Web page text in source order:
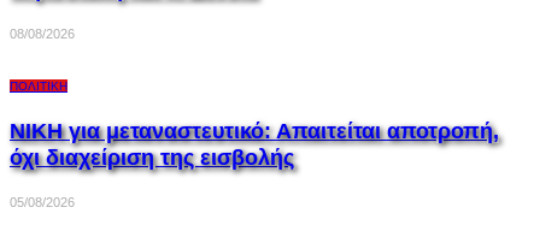
08/08/2026
ΠΟΛΙΤΙΚΉ
ΝΙΚΗ για μεταναστευτικό: Απαιτείται αποτροπή,
όχι διαχείριση της εισβολής
05/08/2026